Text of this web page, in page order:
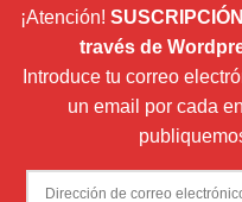
¡Atención!
través de
Introduce tu correo
un email por cada
Dirección